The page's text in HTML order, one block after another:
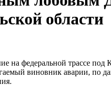
области
на федеральной трассе под
виновник аварии, по